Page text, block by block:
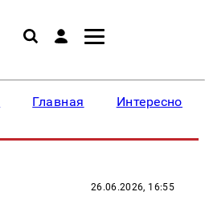
Главная Интересное
26.06.2026, 16:55